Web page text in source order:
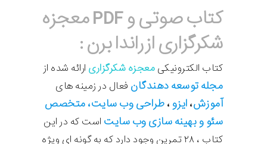
کتاب صوتی و PDF معجزه
شکرگزاری از راندا برن :
کتاب الکترونیکی معجزه شکرگزاری ارائه شده از
مجلهتوسعه دهندگان فعال در زمینه های
آموزش، ایزو ، طراحی وب سایت، متخصص
سئو و بهینه سازی وب سایت است که در این
کتاب ، ۲۸ تمرین وجود دارد که به گونه ای ویژه